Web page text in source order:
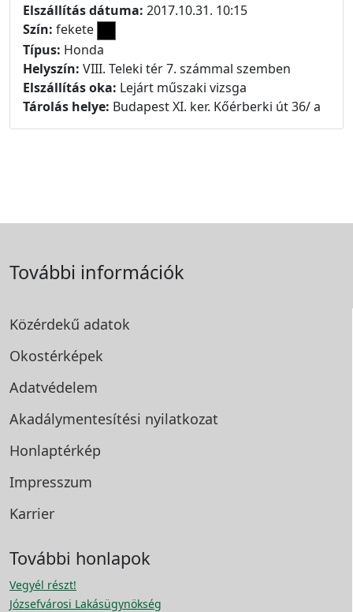
Elszállítás dátuma: 2017.10.31. 10:15
Szín: fekete
Típus: Honda
Helyszín: VIII. Teleki tér 7. számmal szemben
Elszállítás oka: Lejárt műszaki vizsga
Tárolás helye: Budapest XI. ker. Kőérberki út 36/ a
További információk
Közérdekű adatok
Okostérképek
Adatvédelem
Akadálymentesítési nyilatkozat
Honlaptérkép
Impresszum
Karrier
További honlapok
Vegyél részt!
Józsefvárosi Lakásügynökség